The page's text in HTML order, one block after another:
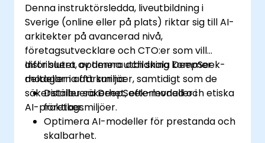
Denna instruktörsledda, liveutbildning i
Sverige (online eller på plats) riktar sig till AI-
arkitekter på avancerad nivå,
företagsutvecklare och CTO:er som vill
distribuera, optimera och skala DeepSeek-
modeller i affärsmiljöer, samtidigt som de
säkerställer säkerhet, efterlevnad och etiska
AI-praktiker.
Inför slutet av denna utbildning kommer
deltagarna att kunna:
Distribuera DeepSeek-modeller i
företagsmiljöer.
Optimera AI-modeller för prestanda och
skalbarhet.